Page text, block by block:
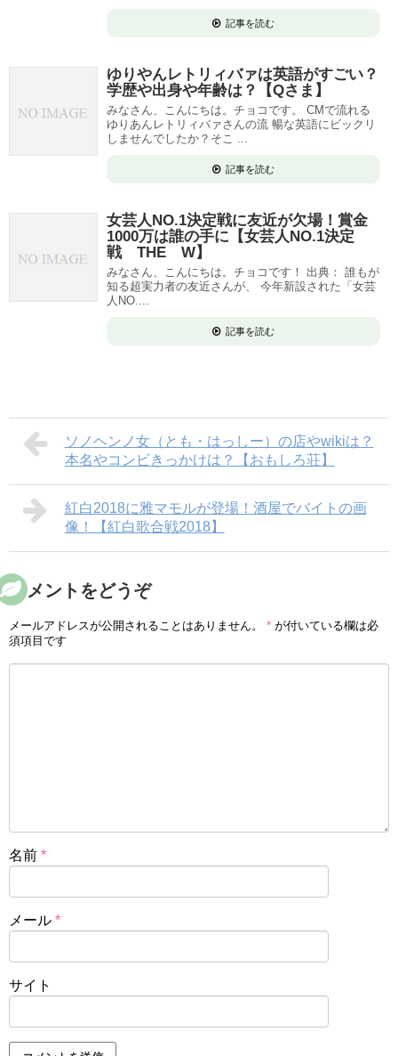
記事を読む
ゆりやんレトリィバァは英語がすごい？
学歴や出身や年齢は？【Qさま】
みなさん、こんにちは。チョコです。 CMで流れる
ゆりあんレトリィバァさんの流 暢な英語にビックリ
しませんでしたか？そこ ...
記事を読む
女芸人NO.1決定戦に友近が欠場！賞金
1000万は誰の手に【女芸人NO.1決定
戦 THE W】
みなさん、こんにちは。チョコです！ 出典： 誰もが
知る超実力者の友近さんが、 今年新設された「女芸
人NO....
記事を読む
ソノヘンノ女（とも・はっしー）の店やwikiは？
本名やコンビきっかけは？【おもしろ荘】
紅白2018に雅マモルが登場！酒屋でバイトの画
像！【紅白歌合戦2018】
コメントをどうぞ
メールアドレスが公開されることはありません。 * が付いている欄は必
須項目です
名前 *
メール *
サイト